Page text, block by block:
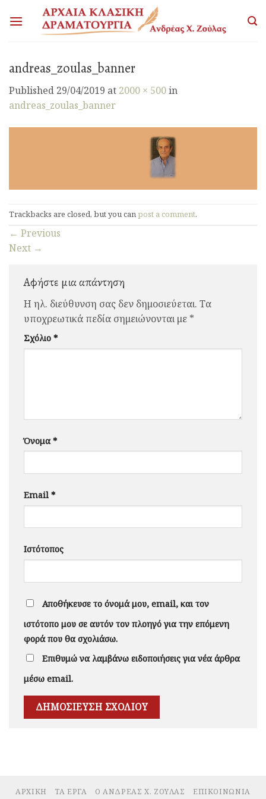
andreas_zoulas_banner
Published 29/04/2019 at 2000 × 500in
andreas_zoulas_banner
Trackbacks are closed, but you canpost a comment.
← Previous
Next →
Αφήστε μια απάντηση
Η ηλ. διεύθυνση σας δεν δημοσιεύεται. Τα
υποχρεωτικά πεδία σημειώνονται με *
Σχόλιο *
Όνομα*
Email *
Ιστότοπος
Αποθήκευσε το όνομά μου, email, και τον
ιστότοπο μου σε αυτόν τον πλοηγό για την επόμενη
φορά που θα σχολιάσω.
Επιθυμώ να λαμβάνω ειδοποιήσεις για νέα άρθρα
μέσω email.
ΑΡΧΙΚΉ ΤΑ ΈΡΓΑ Ο ΑΝΔΡΈΑΣ Χ. ΖΟΎΛΑΣ ΕΠΙΚΟΙΝΩΝΊΑ